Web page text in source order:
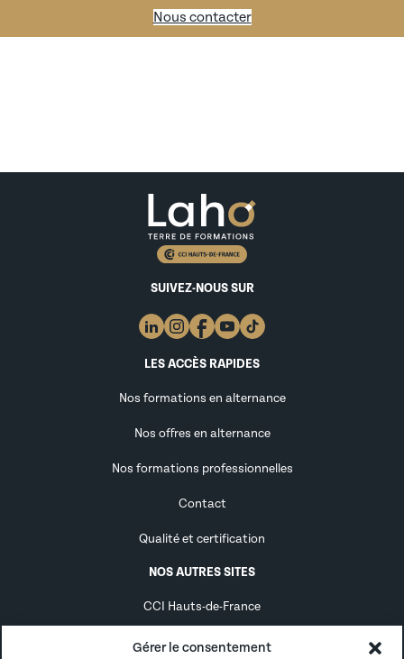
Gérer le consentement
Nous contacter
SUIVEZ-NOUS SUR
LES ACCÈS RAPIDES
Nos formations en alternance
Nos offres en alternance
Nos formations professionnelles
Contact
Qualité et certification
NOS AUTRES SITES
CCI Hauts-de-France
Alternance